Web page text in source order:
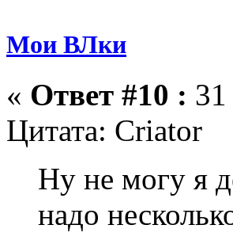
Мои ВЛки
« Ответ #10 :
Цитата: Criator
Ну не могу я
надо